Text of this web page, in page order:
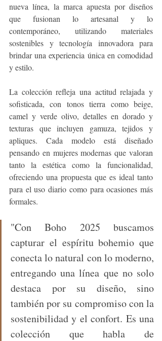
nueva línea, la marca apuesta por diseños
que fusionan lo artesanal y lo
contemporáneo, utilizando materiales
sostenibles y tecnología innovadora para
brindar una experiencia única en comodidad
y estilo.
La colección refleja una actitud relajada y
sofisticada, con tonos tierra como beige,
camel y verde olivo, detalles en dorado y
texturas que incluyen gamuza, tejidos y
apliques. Cada modelo está diseñado
pensando en mujeres modernas que valoran
tanto la estética como la funcionalidad,
ofreciendo una propuesta que es ideal tanto
para el uso diario como para ocasiones más
formales.
"Con Boho 2025 buscamos
capturar el espíritu bohemio que
conecta lo natural con lo moderno,
entregando una línea que no solo
destaca por su diseño, sino
también por su compromiso con la
sostenibilidad y el confort. Es una
colección que habla de